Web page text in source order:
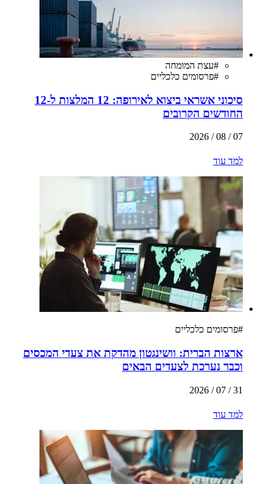
#עצת המומחה
#פרסומים כלכליים
סיכוני אשראי ביצוא לאירופה: 12 המלצות ל-12
החודשים הקרובים
07 / 08 / 2026
למד עוד
#פרסומים כלכליים
ארצות הברית: וושינגטון מהדקת את צעדי המכסים
וכבר נערכת לצעדים הבאים
31 / 07 / 2026
למד עוד